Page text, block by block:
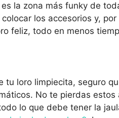
la zona más funky de
los accesorios y,
feliz, todo en menos
tu loro limpiecita, seguro
No te pierdas estos
lo que debe tener la